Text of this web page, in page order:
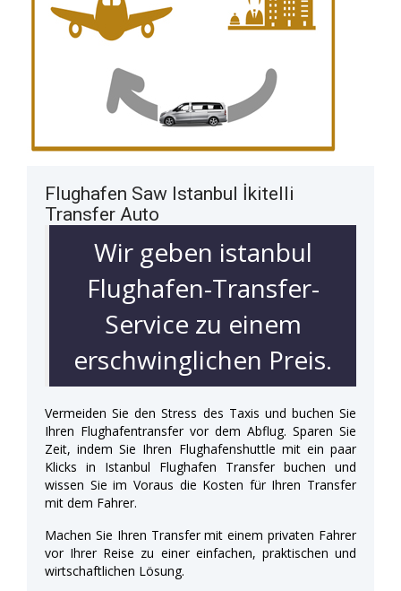
Flughafen Saw Istanbul İkitelli
Transfer Auto
Wir geben istanbul
Flughafen-Transfer-
Service zu einem
erschwinglichen Preis.
Vermeiden Sie den Stress des Taxis und buchen Sie
Ihren Flughafentransfer vor dem Abflug. Sparen Sie
Zeit, indem Sie Ihren Flughafenshuttle mit ein paar
Klicks in Istanbul Flughafen Transfer buchen und
wissen Sie im Voraus die Kosten für Ihren Transfer
mit dem Fahrer.
Machen Sie Ihren Transfer mit einem privaten Fahrer
vor Ihrer Reise zu einer einfachen, praktischen und
wirtschaftlichen Lösung.